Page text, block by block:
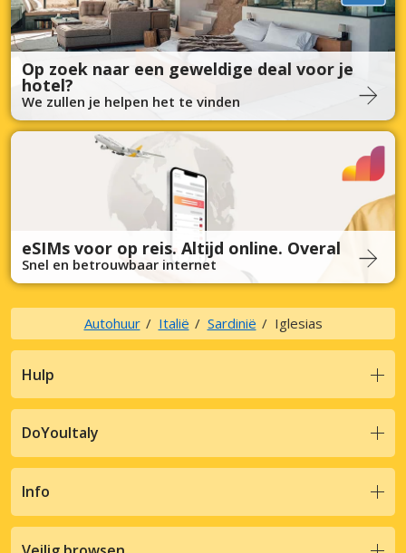
Op zoek naar een geweldige deal voor je
hotel?
We zullen je helpen het te vinden
eSIMs voor op reis. Altijd online. Overal
Snel en betrouwbaar internet
Autohuur Italië Sardinië Iglesias
Hulp
DoYouItaly
Info